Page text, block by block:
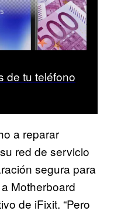
de tu teléfono
a reparar
red de servicio
segura para
Motherboard
de iFixit. “Pero